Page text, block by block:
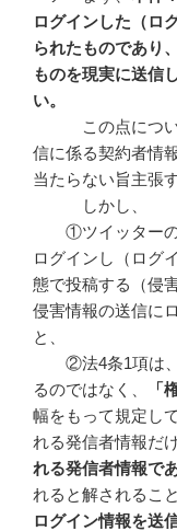
ログインした（ロ
られたものであり
ものを現実に送信
い。
この点について
信に係る契約者情
当たらない旨主張す
しかし、
①ツイッターの
ログインし（ログ
態で投稿する（侵
侵害情報の送信に
と、
②法4条1項は、
るのではなく、
「
幅をもって規定し
れる発信者情報だ
れる発信者情報で
れると解されるこ
ログイン情報を送